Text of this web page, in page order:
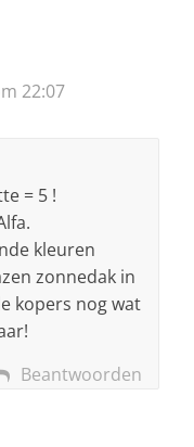
22:07
= 5 !
kleuren
zonnedak in
kopers nog wat
Beantwoorden